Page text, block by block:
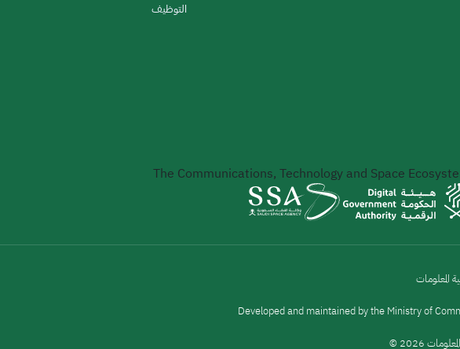
التوظيف
The Communications, Technology and Space
المعلومات
Developed and maintained by the Ministry of
2026 ©